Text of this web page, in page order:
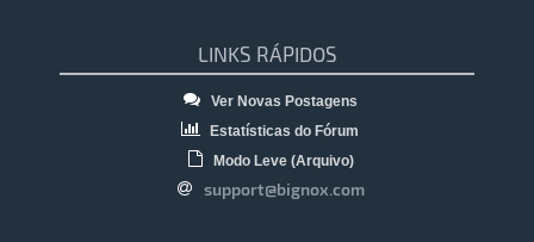
LINKS RÁPIDOS
Ver Novas Postagens
Estatísticas do Fórum
Modo Leve (Arquivo)
support@bignox.com